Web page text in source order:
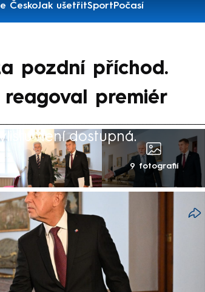
ČeskoJak ušetřitSportPočasí
pozdní příchod.
premiér
není dostupná.
9 fotografií
(ANO) na Pražský hrad
dorazil o patnáct minut
upozornil. Babiš pouze